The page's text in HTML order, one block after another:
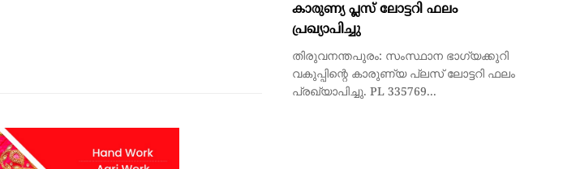
കാരുണ്യ പ്ലസ് ലോട്ടറി ഫലം
പ്രഖ്യാപിച്ചു
തിരുവനന്തപുരം: സംസ്ഥാന ഭാഗ്യക്കുറി
വകുപ്പിന്റെ കാരുണ്യ പ്ലസ് ലോട്ടറി ഫലം
പ്രഖ്യാപിച്ചു. PL 335769...